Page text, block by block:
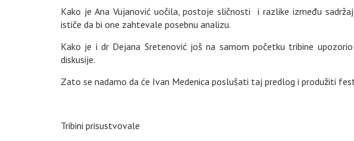
Kako je Ana Vujanović uočila, postoje sličnosti i razlike između
ističe da bi one zahtevale posebnu analizu.
Kako je i dr Dejana Sretenović još na samom početku tribine
diskusije.
Zato se nadamo da će Ivan Medenica poslušati taj predlog i produžiti
Tribini prisustvovale